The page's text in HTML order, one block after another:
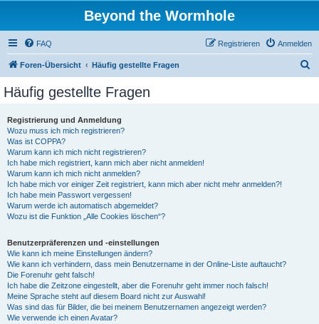
Beyond the Wormhole
FAQ Anmelden
Registrieren
Foren-Übersicht Häufig gestellte Fragen
Häufig gestellte Fragen
Registrierung und Anmeldung
Wozu muss ich mich registrieren?
Was ist COPPA?
Warum kann ich mich nicht registrieren?
Ich habe mich registriert, kann mich aber nicht anmelden!
Warum kann ich mich nicht anmelden?
Ich habe mich vor einiger Zeit registriert, kann mich aber nicht mehr anmelden?!
Ich habe mein Passwort vergessen!
Warum werde ich automatisch abgemeldet?
Wozu ist die Funktion „Alle Cookies löschen“?
Benutzerpräferenzen und -einstellungen
Wie kann ich meine Einstellungen ändern?
Wie kann ich verhindern, dass mein Benutzername in der Online-Liste auftaucht?
Die Forenuhr geht falsch!
Ich habe die Zeitzone eingestellt, aber die Forenuhr geht immer noch falsch!
Meine Sprache steht auf diesem Board nicht zur Auswahl!
Was sind das für Bilder, die bei meinem Benutzernamen angezeigt werden?
Wie verwende ich einen Avatar?